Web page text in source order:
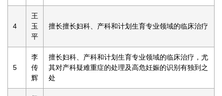
4
王
玉
平
擅长擅长妇科、产科和计划生育专业领域的临床治疗
5
李
传
辉
擅长妇科、产科和计划生育专业领域的临床治疗，尤
其对产科疑难重症的处理及高危妊娠的识别有独到之
处